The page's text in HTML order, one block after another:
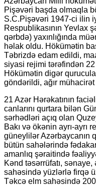
Pişəvəri başda olmaqla
S.C.Pişəvəri 1947-ci ilin
Respublikasının Yevlax
qərbdə) yaxınlığında
həlak oldu. Hökümətin
Təbrizdə edam edildi,
siyasi rejimi tərəfindən 22
Hökümətin digər
göndərildi, ağır
21 Azər Hərəkatının
canlarını qurtara bilən
sərhədləri açıq olan
Bakı və ökənin ayrı-ayrı
güneylilər Azərbaycanın
bütün sahələrində
amanlıq şəraitində
Kənd təsərrüfatı,
sahəsində yüzlərlə firqə
Təkcə elm sahəsində